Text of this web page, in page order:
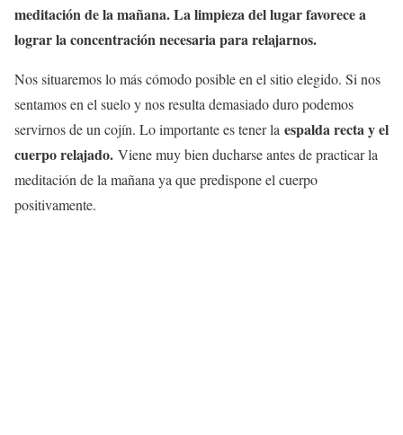
meditación de la mañana. La limpieza del lugar favorece a
lograr la concentración necesaria para relajarnos.
Nos situaremos lo más cómodo posible en el sitio elegido. Si nos
sentamos en el suelo y nos resulta demasiado duro podemos
servirnos de un cojín. Lo importante es tener la espalda recta y el
cuerpo relajado. Viene muy bien ducharse antes de practicar la
meditación de la mañana ya que predispone el cuerpo
positivamente.